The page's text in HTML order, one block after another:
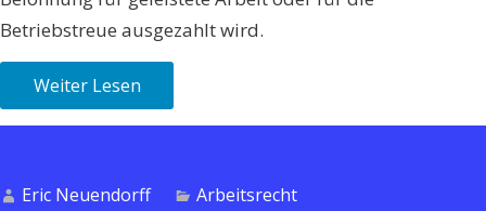
Betriebstreue ausgezahlt wird.
Weiter Lesen
Eric Neuendorff
Arbeitsrecht